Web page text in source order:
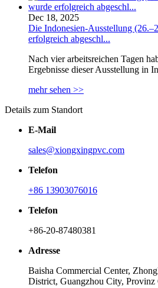
Dec 18, 2025
Die Indonesien-Ausstellung
erfolgreich abgeschl...
Nach vier arbeitsreichen Tagen
Ergebnisse dieser Ausstellung in
mehr sehen >>
Details zum Standort
E-Mail
sales@xiongxingpvc.com
Telefon
+86 13903076016
Telefon
+86-20-87480381
Adresse
Baisha Commercial Center,
District, Guangzhou City, Provinz